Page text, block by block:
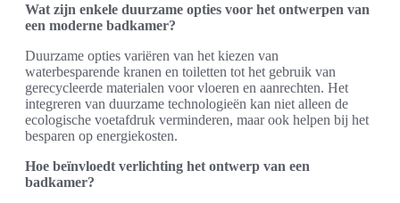
Wat zijn enkele duurzame opties voor het ontwerpen van
een moderne badkamer?
Duurzame opties variëren van het kiezen van
waterbesparende kranen en toiletten tot het gebruik van
gerecycleerde materialen voor vloeren en aanrechten. Het
integreren van duurzame technologieën kan niet alleen de
ecologische voetafdruk verminderen, maar ook helpen bij het
besparen op energiekosten.
Hoe beïnvloedt verlichting het ontwerp van een
badkamer?